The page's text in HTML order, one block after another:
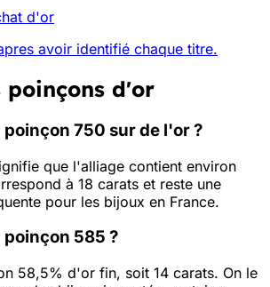
d'or
avoir identifié chaque titre.
poinçons d'or
750 sur de l'or ?
que l'alliage contient environ
à 18 carats et reste une
pour les bijoux en France.
585 ?
58,5% d'or fin, soit 14 carats. On le